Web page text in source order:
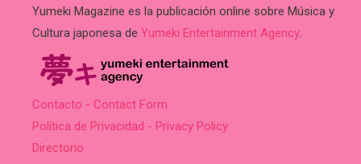
Yumeki Magazine es la publicación online sobre Música y
Cultura japonesa de Yumeki Entertainment Agency.
Contacto - Contact Form
Política de Privacidad - Privacy Policy
Directorio